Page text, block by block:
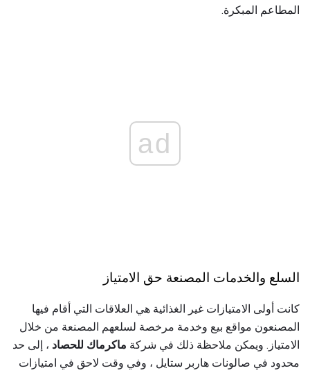
المطاعم المبكرة.
ad
السلع والخدمات المصنعة حق الامتياز
كانت أولى الامتيازات غير الغذائية هي العلاقات التي أقام فيها
المصنعون مواقع بيع وخدمة مرخصة لسلعهم المصنعة من خلال
الامتياز. ويمكن ملاحظة ذلك في شركة ماكرماك للحصاد ، إلى حد
محدود في صالونات هاربر ستايل ، وفي وقت لاحق في امتيازات